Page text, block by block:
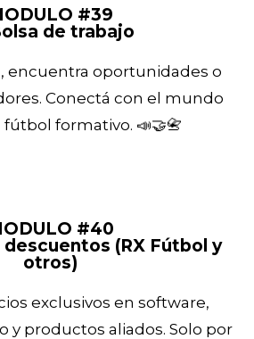
#39
de trabajo
encuentra oportunidades o
Conectá con el mundo
fútbol formativo. 📣🤝📇
#40
descuentos (RX Fútbol y
otros)
exclusivos en software,
y productos aliados. Solo por